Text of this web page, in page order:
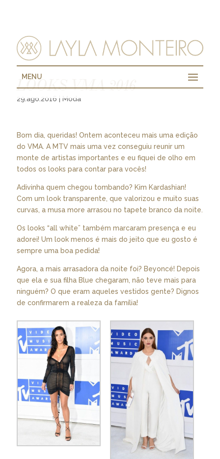
MENU
LOOKS VMA 2016
29.ago.2016 | Moda
Bom dia, queridas! Ontem aconteceu mais uma edição
do VMA. A MTV mais uma vez conseguiu reunir um
monte de artistas importantes e eu fiquei de olho em
todos os looks para contar para vocês!
Adivinha quem chegou tombando? Kim Kardashian!
Com um look transparente, que valorizou e muito suas
curvas, a musa more arrasou no tapete branco da noite.
Os looks “all white” também marcaram presença e eu
adorei! Um look menos é mais do jeito que eu gosto é
sempre uma boa pedida!
Agora, a mais arrasadora da noite foi? Beyoncé! Depois
que ela e sua filha Blue chegaram, não teve mais para
ninguém? O que eram aqueles vestidos gente? Dignos
de confirmarem a realeza da família!